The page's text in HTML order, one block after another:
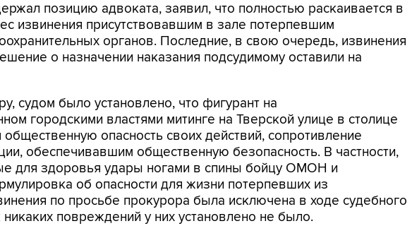
позицию адвоката, заявил, что полностью раскаивается в
извинения присутствовавшим в зале потерпевшим
органов. Последние, в свою очередь, извинения
о назначении наказания подсудимому оставили на
судом было установлено, что фигурант на
городскими властями митинге на Тверской улице в столице
общественную опасность своих действий, сопротивление
обеспечивавшим общественную безопасность. В частности,
для здоровья удары ногами в спины бойцу ОМОН и
об опасности для жизни потерпевших из
по просьбе прокурора была исключена в ходе судебного
никаких повреждений у них установлено не было.